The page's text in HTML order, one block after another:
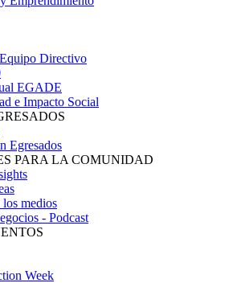
Directivo
EGADE
e Impacto Social
Egresados
PARA LA COMUNIDAD
medios
- Podcast
Week